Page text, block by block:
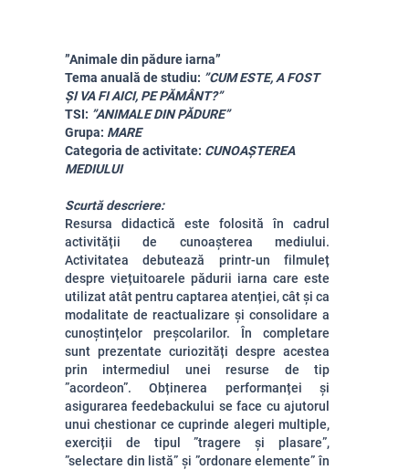
”Animale din pădure iarna”
Tema anuală de studiu: ”CUM ESTE, A FOST
ȘI VA FI AICI, PE PĂMÂNT?”
TSI: ”ANIMALE DIN PĂDURE”
Grupa: MARE
Categoria de activitate: CUNOAȘTEREA
MEDIULUI
Scurtă descriere:
Resursa didactică este folosită în cadrul
activității de cunoașterea mediului.
Activitatea debutează printr-un filmuleț
despre viețuitoarele pădurii iarna care este
utilizat atât pentru captarea atenției, cât și ca
modalitate de reactualizare și consolidare a
cunoștințelor preșcolarilor. În completare
sunt prezentate curiozități despre acestea
prin intermediul unei resurse de tip
”acordeon”. Obținerea performanței și
asigurarea feedebackului se face cu ajutorul
unui chestionar ce cuprinde alegeri multiple,
exerciții de tipul ”tragere și plasare”,
”selectare din listă” și ”ordonare elemente” în